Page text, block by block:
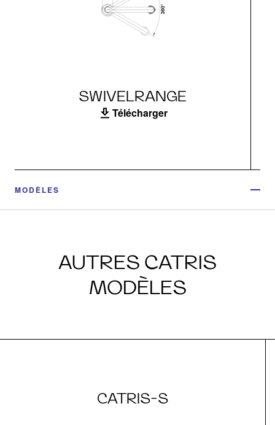
SWIVELRANGE
Télécharger
MODÈLES
AUTRES CATRIS
MODÈLES
CATRIS-S